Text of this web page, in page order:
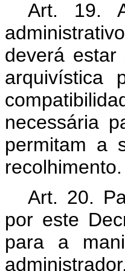
Art. 19.
deverá
arquivística
necessária
permitam a
recolhimento.
Art. 20.
por este
para a
administrador.